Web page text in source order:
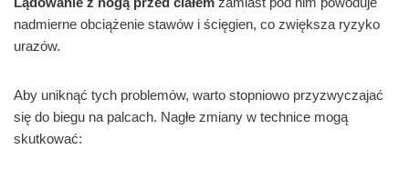
nadmierne obciążenie stawów i ścięgien, co zwiększa ryzyko
urazów.
Aby uniknąć tych problemów, warto stopniowo przyzwyczajać
się do biegu na palcach. Nagłe zmiany w technice mogą
skutkować: